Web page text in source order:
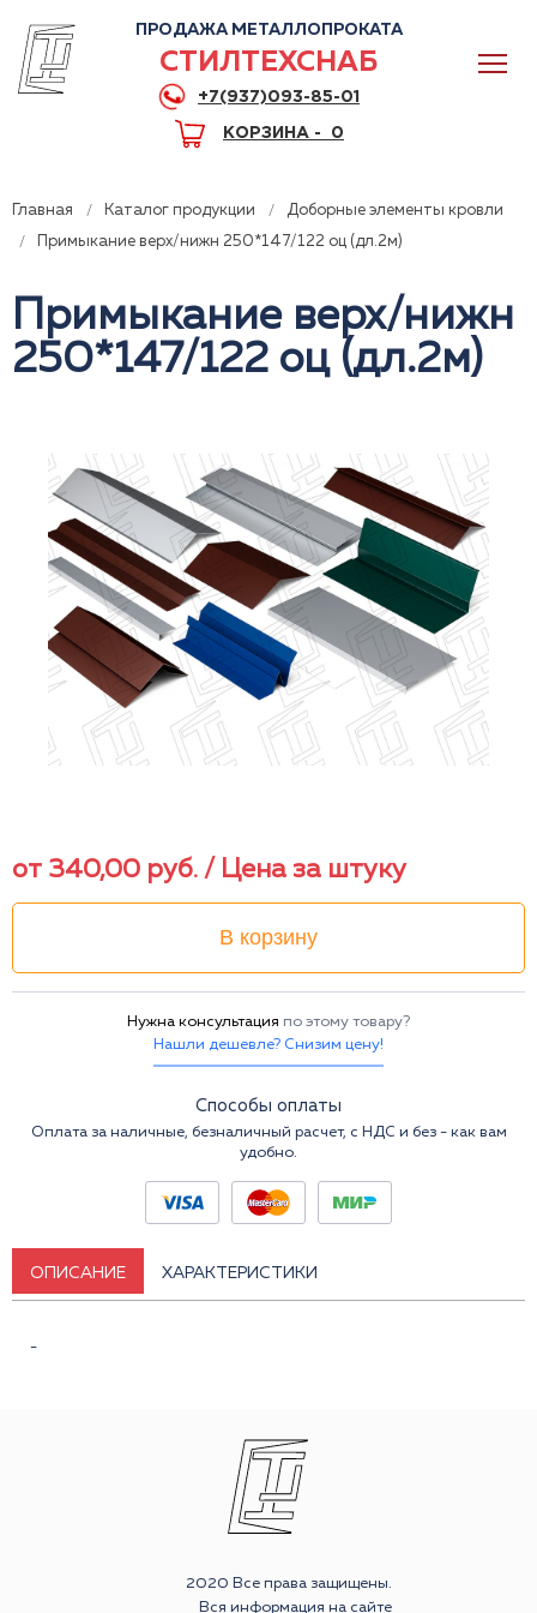
+7(937)093-85-01
ПРОДАЖА МЕТАЛЛОПРОКАТА
СТИЛТЕХСНАБ
+7(937)093-85-01
КОРЗИНА - 0
Главная Каталог продукции
Доборные элементы кровли
Примыкание верх/нижн 250*147/122 оц (дл.2м)
Примыкание верх/нижн
250*147/122 оц (дл.2м)
от 340,00 руб. / Цена за штуку
В корзину
Нужна консультация по этому товару?
Нашли дешевле? Снизим цену!
Способы оплаты
Оплата за наличные, безналичный расчет, с НДС и без - как вам
удобно.
ОПИСАНИЕ ХАРАКТЕРИСТИКИ
-
2020 Все права защищены.
Вся информация на сайте